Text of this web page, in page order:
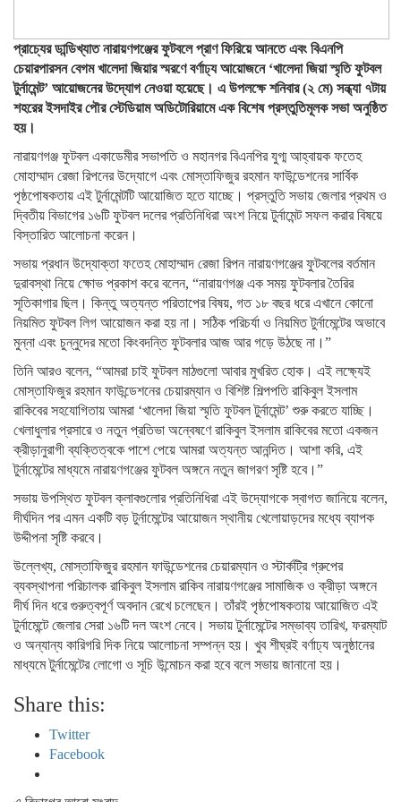
প্রাচ্যের ডান্ডিখ্যাত নারায়ণগঞ্জের ফুটবলে প্রাণ ফিরিয়ে আনতে এবং বিএনপি
চেয়ারপারসন বেগম খালেদা জিয়ার স্মরণে বর্ণাঢ্য আয়োজনে ‘খালেদা জিয়া স্মৃতি ফুটবল
টুর্নামেন্ট’ আয়োজনের উদ্যোগ নেওয়া হয়েছে। এ উপলক্ষে শনিবার (২ মে) সন্ধ্যা ৭টায়
শহরের ইসদাইর পৌর স্টেডিয়াম অডিটোরিয়ামে এক বিশেষ প্রস্তুতিমূলক সভা অনুষ্ঠিত
হয়।
নারায়ণগঞ্জ ফুটবল একাডেমীর সভাপতি ও মহানগর বিএনপির যুগ্ম আহ্বায়ক ফতেহ
মোহাম্মাদ রেজা রিপনের উদ্যোগে এবং মোস্তাফিজুর রহমান ফাউন্ডেশনের সার্বিক
পৃষ্ঠপোষকতায় এই টুর্নামেন্টটি আয়োজিত হতে যাচ্ছে। প্রস্তুতি সভায় জেলার প্রথম ও
দ্বিতীয় বিভাগের ১৬টি ফুটবল দলের প্রতিনিধিরা অংশ নিয়ে টুর্নামেন্ট সফল করার বিষয়ে
বিস্তারিত আলোচনা করেন।
সভায় প্রধান উদ্যোক্তা ফতেহ মোহাম্মাদ রেজা রিপন নারায়ণগঞ্জের ফুটবলের বর্তমান
দুরাবস্থা নিয়ে ক্ষোভ প্রকাশ করে বলেন, “নারায়ণগঞ্জ এক সময় ফুটবলার তৈরির
সূতিকাগার ছিল। কিন্তু অত্যন্ত পরিতাপের বিষয়, গত ১৮ বছর ধরে এখানে কোনো
নিয়মিত ফুটবল লিগ আয়োজন করা হয় না। সঠিক পরিচর্যা ও নিয়মিত টুর্নামেন্টের অভাবে
মুন্না এবং চুন্নুদের মতো কিংবদন্তি ফুটবলার আজ আর গড়ে উঠছে না।”
তিনি আরও বলেন, “আমরা চাই ফুটবল মাঠগুলো আবার মুখরিত হোক। এই লক্ষ্যেই
মোস্তাফিজুর রহমান ফাউন্ডেশনের চেয়ারম্যান ও বিশিষ্ট শিল্পপতি রাকিবুল ইসলাম
রাকিবের সহযোগিতায় আমরা ‘খালেদা জিয়া স্মৃতি ফুটবল টুর্নামেন্ট’ শুরু করতে যাচ্ছি।
খেলাধুলার প্রসারে ও নতুন প্রতিভা অন্বেষণে রাকিবুল ইসলাম রাকিবের মতো একজন
ক্রীড়ানুরাগী ব্যক্তিত্বকে পাশে পেয়ে আমরা অত্যন্ত আনন্দিত। আশা করি, এই
টুর্নামেন্টের মাধ্যমে নারায়ণগঞ্জের ফুটবল অঙ্গনে নতুন জাগরণ সৃষ্টি হবে।”
সভায় উপস্থিত ফুটবল ক্লাবগুলোর প্রতিনিধিরা এই উদ্যোগকে স্বাগত জানিয়ে বলেন,
দীর্ঘদিন পর এমন একটি বড় টুর্নামেন্টের আয়োজন স্থানীয় খেলোয়াড়দের মধ্যে ব্যাপক
উদ্দীপনা সৃষ্টি করবে।
উল্লেখ্য, মোস্তাফিজুর রহমান ফাউন্ডেশনের চেয়ারম্যান ও স্টার্কট্রি গ্রুপের
ব্যবস্থাপনা পরিচালক রাকিবুল ইসলাম রাকিব নারায়ণগঞ্জের সামাজিক ও ক্রীড়া অঙ্গনে
দীর্ঘ দিন ধরে গুরুত্বপূর্ণ অবদান রেখে চলেছেন। তাঁরই পৃষ্ঠপোষকতায় আয়োজিত এই
টুর্নামেন্টে জেলার সেরা ১৬টি দল অংশ নেবে। সভায় টুর্নামেন্টের সম্ভাব্য তারিখ, ফরম্যাট
ও অন্যান্য কারিগরি দিক নিয়ে আলোচনা সম্পন্ন হয়। খুব শীঘ্রই বর্ণাঢ্য অনুষ্ঠানের
মাধ্যমে টুর্নামেন্টের লোগো ও সূচি উন্মোচন করা হবে বলে সভায় জানানো হয়।
Share this:
Twitter
Facebook